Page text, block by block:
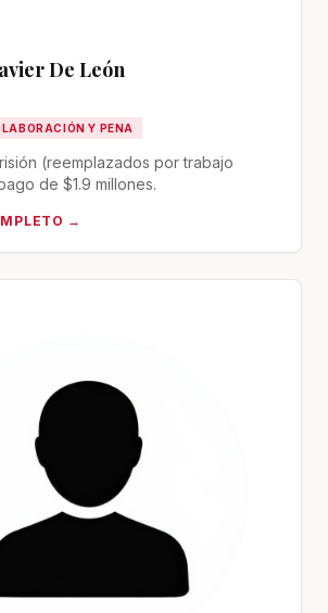
De León
Y PENA
(reemplazados por trabajo
de $1.9 millones.
→